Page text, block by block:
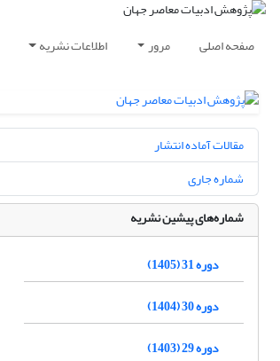
صفحه اصلی مرور اطلاعات نشریه
مقالات آماده انتشار
شماره جاری
شماره‌های پیشین نشریه
دوره 31 (1405)
دوره 30 (1404)
دوره 29 (1403)